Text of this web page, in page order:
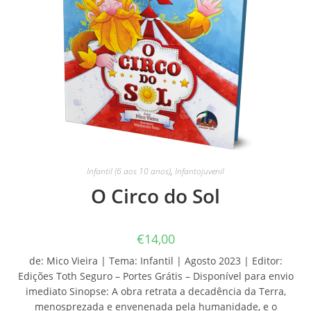
Infantil (6 aos 10 anos), Infantojuvenil
O Circo do Sol
€14,00
de: Mico Vieira | Tema: Infantil | Agosto 2023 | Editor:
Edições Toth Seguro – Portes Grátis – Disponível para envio
imediato Sinopse: A obra retrata a decadência da Terra,
menosprezada e envenenada pela humanidade, e o